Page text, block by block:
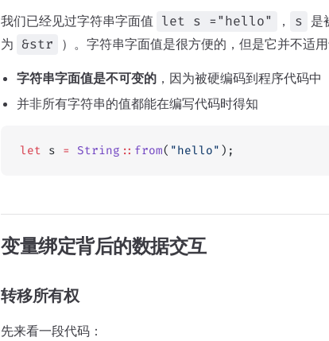
我们已经见过字符串字面值 let s ="hello" ， s 是
为 &str ）。字符串字面值是很方便的，但是它并不适
字符串字面值是不可变的 ，因为被硬编码到程序代码中
并非所有字符串的值都能在编写代码时得知
let s = String :: from( "hello" );
变量绑定背后的数据交互
转移所有权
先来看一段代码：